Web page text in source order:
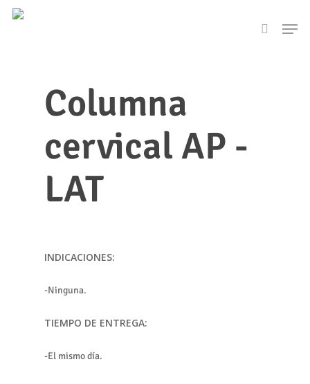
Skip
search
Columna
cervical AP -
LAT
INDICACIONES:
-Ninguna.
TIEMPO DE ENTREGA:
-El mismo día.